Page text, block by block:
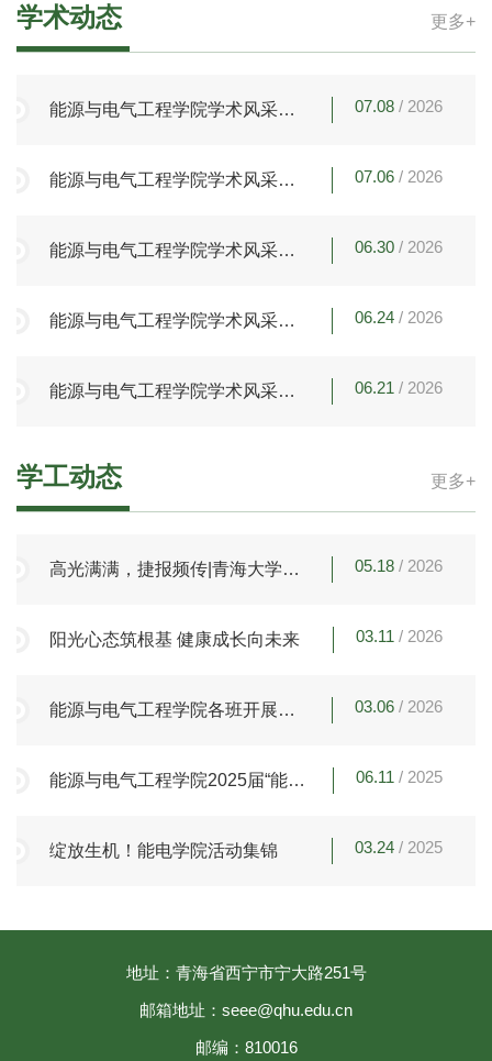
更多+
学术动态
能源与电气工程学院学术风采系
的催化机制，用于可持续生产喷
07.08 / 2026
能源与电气工程学院学术风采系
究
07.06 / 2026
能源与电气工程学院学术风采系
Applied Nano Materials》上发表
06.30 / 2026
能源与电气工程学院学术风采系
发表研究论文
06.24 / 2026
能源与电气工程学院学术风采系
合物
06.21 / 2026
更多+
学工动态
高光满满，捷报频传|青海大学第
05.18 / 2026
阳光心态筑根基 健康成长向未来 03.11 / 2026
能源与电气工程学院各班开展新
03.06 / 2026
能源与电气工程学院2025届“能量
06.11 / 2025
绽放生机！能电学院活动集锦 03.24 / 2025
地址：青海省西宁市宁大路251号
邮箱地址：seee@qhu.edu.cn
邮编：810016